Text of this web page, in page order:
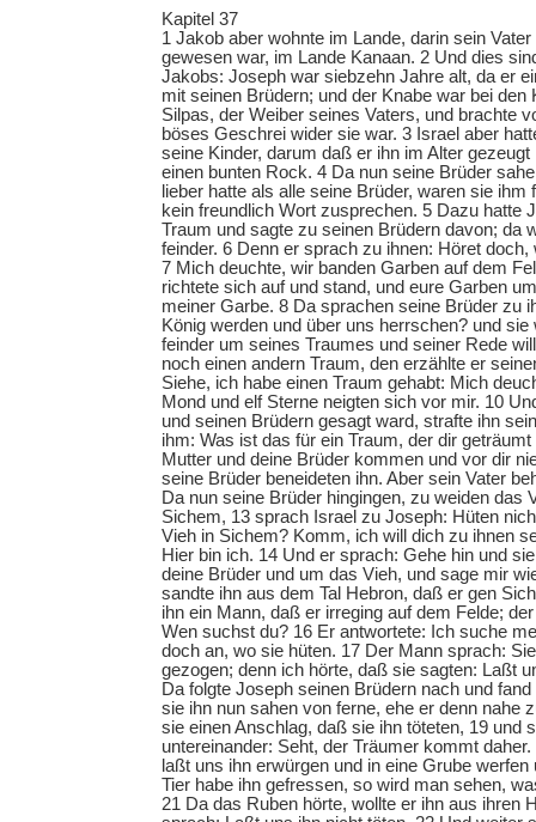
Kapitel 37
1 Jakob aber wohnte im Lande, darin sein
gewesen war, im Lande Kanaan. 2 Und dies
Jakobs: Joseph war siebzehn Jahre alt, da er
mit seinen Brüdern; und der Knabe war bei den
Silpas, der Weiber seines Vaters, und brachte
böses Geschrei wider sie war. 3 Israel aber
seine Kinder, darum daß er ihn im Alter
einen bunten Rock. 4 Da nun seine Brüder
lieber hatte als alle seine Brüder, waren sie ihm
kein freundlich Wort zusprechen. 5 Dazu hatte
Traum und sagte zu seinen Brüdern davon; da
feinder. 6 Denn er sprach zu ihnen: Höret
7 Mich deuchte, wir banden Garben auf dem
richtete sich auf und stand, und eure Garben
meiner Garbe. 8 Da sprachen seine Brüder zu
König werden und über uns herrschen? und
feinder um seines Traumes und seiner Rede
noch einen andern Traum, den erzählte er
Siehe, ich habe einen Traum gehabt: Mich
Mond und elf Sterne neigten sich vor mir. 10
und seinen Brüdern gesagt ward, strafte ihn
ihm: Was ist das für ein Traum, der dir
Mutter und deine Brüder kommen und vor dir
seine Brüder beneideten ihn. Aber sein Vater
Da nun seine Brüder hingingen, zu weiden das
Sichem, 13 sprach Israel zu Joseph: Hüten
Vieh in Sichem? Komm, ich will dich zu ihnen
Hier bin ich. 14 Und er sprach: Gehe hin und
deine Brüder und um das Vieh, und sage mir
sandte ihn aus dem Tal Hebron, daß er gen
ihn ein Mann, daß er irreging auf dem Felde;
Wen suchst du? 16 Er antwortete: Ich suche
doch an, wo sie hüten. 17 Der Mann sprach:
gezogen; denn ich hörte, daß sie sagten: Laßt
Da folgte Joseph seinen Brüdern nach und
sie ihn nun sahen von ferne, ehe er denn nahe
sie einen Anschlag, daß sie ihn töteten, 19 und
untereinander: Seht, der Träumer kommt
laßt uns ihn erwürgen und in eine Grube
Tier habe ihn gefressen, so wird man sehen,
21 Da das Ruben hörte, wollte er ihn aus ihren